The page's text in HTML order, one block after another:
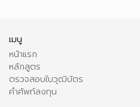
เมนู
หน้าแรก
หลักสูตร
ตรวจสอบใบวุฒิบัตร
คำศัพท์ลงทุน